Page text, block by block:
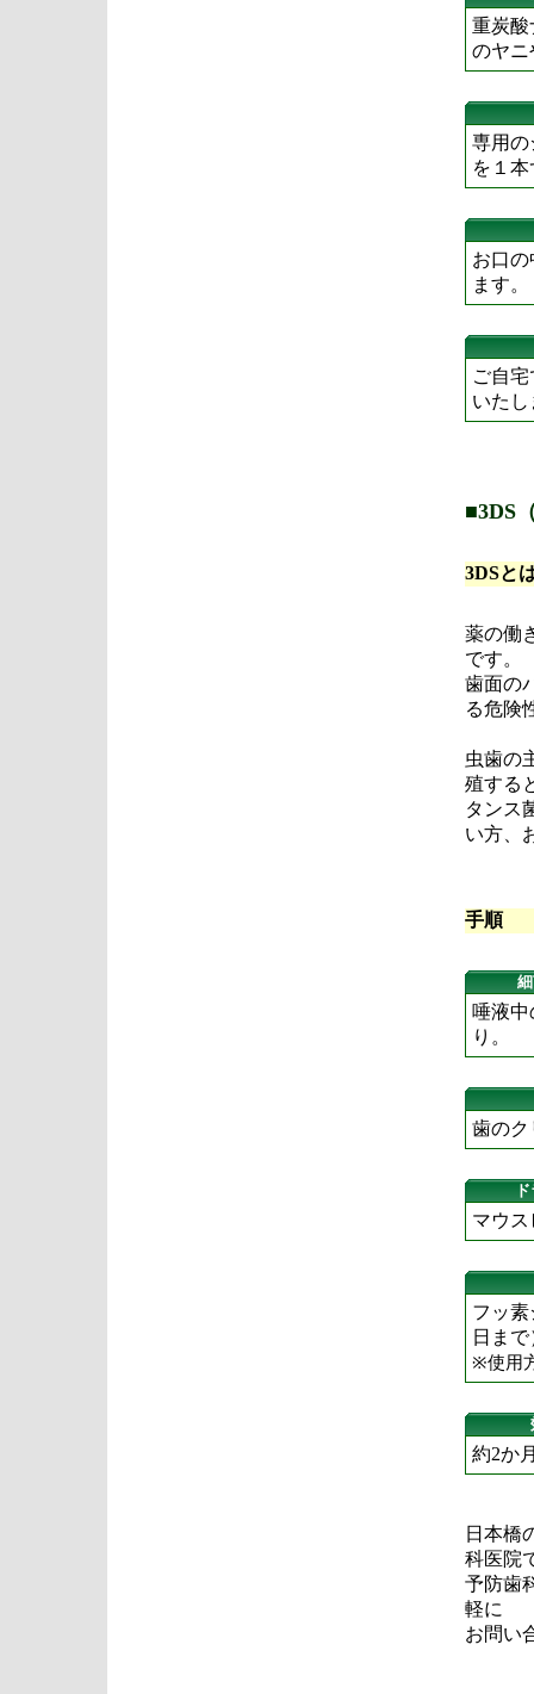
重炭酸
のヤニ
専用の
を１
お口
ます。
ご自
いた
■3DS
3DSと
薬の働
です。
歯面の
る危険
虫歯の
殖する
タンス
い方、
手順
唾液
り。
歯のク
マウ
フッ
日まで
※使用
約2か
日本橋
科医院
予防歯
軽に
お問い